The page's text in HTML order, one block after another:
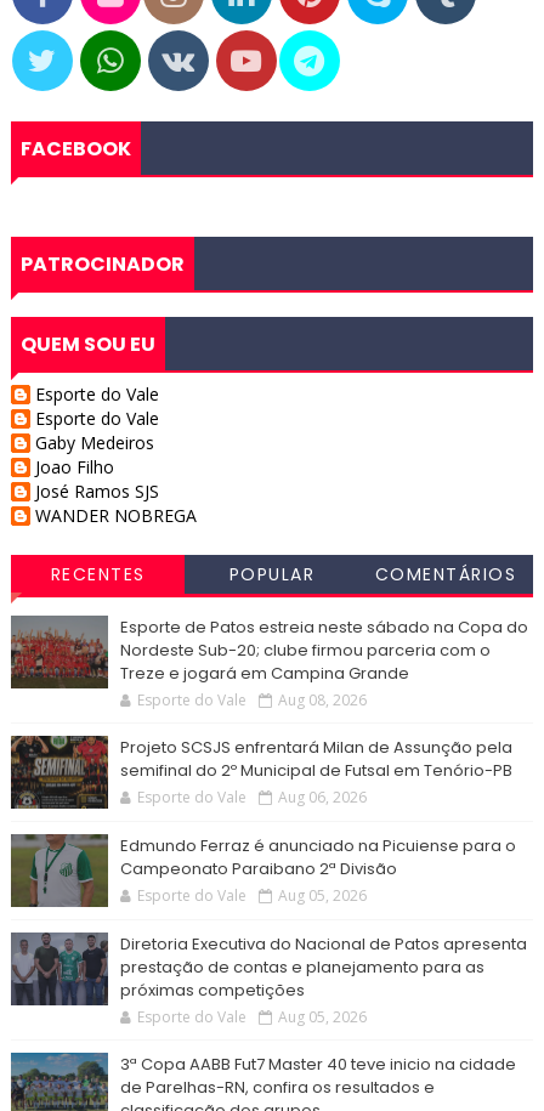
FACEBOOK
PATROCINADOR
QUEM SOU EU
Esporte do Vale
Esporte do Vale
Gaby Medeiros
Joao Filho
José Ramos SJS
WANDER NOBREGA
RECENTES POPULAR COMENTÁRIOS
Esporte de Patos estreia neste sábado na Copa do
Nordeste Sub-20; clube firmou parceria com o
Treze e jogará em Campina Grande
Esporte do Vale Aug 08, 2026
Projeto SCSJS enfrentará Milan de Assunção pela
semifinal do 2º Municipal de Futsal em Tenório-PB
Esporte do Vale Aug 06, 2026
Edmundo Ferraz é anunciado na Picuiense para o
Campeonato Paraibano 2ª Divisão
Esporte do Vale Aug 05, 2026
Diretoria Executiva do Nacional de Patos apresenta
prestação de contas e planejamento para as
próximas competições
Esporte do Vale Aug 05, 2026
3ª Copa AABB Fut7 Master 40 teve inicio na cidade
de Parelhas-RN, confira os resultados e